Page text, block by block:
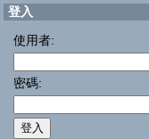
登入
使用者:
密碼: